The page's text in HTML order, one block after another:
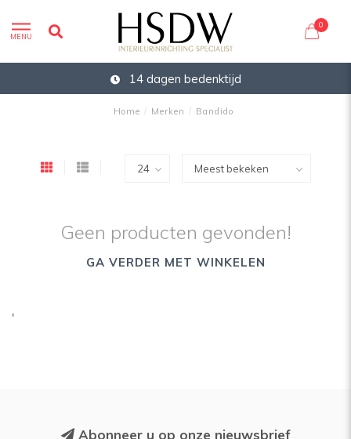
MENU
0
14 dagen bedenktijd
Home / Merken / Bandido
Geen producten gevonden!
GA VERDER MET WINKELEN
'
Abonneer u op onze nieuwsbrief